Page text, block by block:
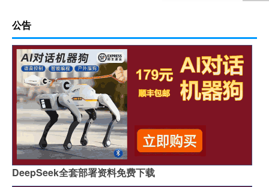
公告
DeepSeek全套部署资料免费下载